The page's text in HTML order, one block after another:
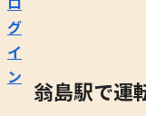
グ
イ
ン
翁島駅で運